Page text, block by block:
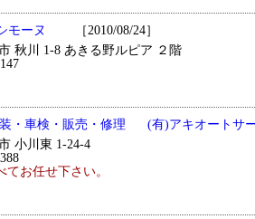
モーヌ
［2010/08/24］
秋川 1-8 あきる野ルピア ２階
・車検・販売・修理
(有)アキオートサ
小川東 1-24-4
お任せ下さい。